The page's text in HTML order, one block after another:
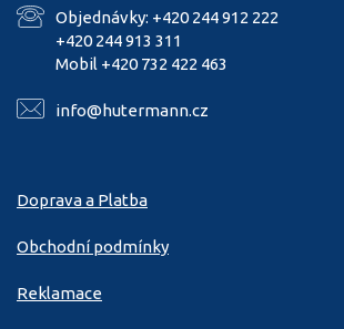
Objednávky: +420 244 912 222
+420 244 913 311
Mobil +420 732 422 463
info@hutermann.cz
Doprava a Platba
Obchodní podmínky
Reklamace